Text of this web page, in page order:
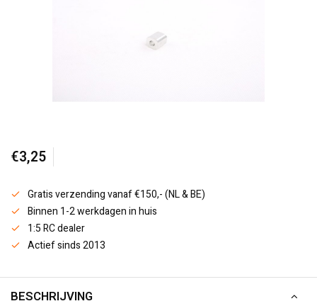
€3,25
Gratis verzending vanaf €150,- (NL & BE)
Binnen 1-2 werkdagen in huis
1:5 RC dealer
Actief sinds 2013
BESCHRIJVING